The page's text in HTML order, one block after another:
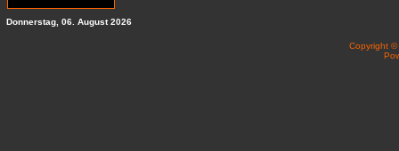
Donnerstag, 06. August 2026
Copyright